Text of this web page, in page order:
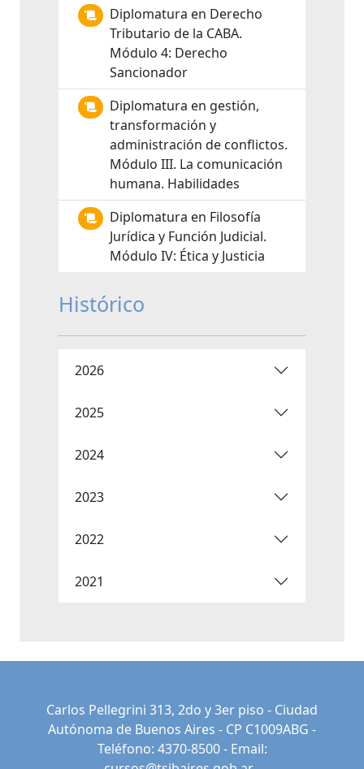
Diplomatura en Derecho
Tributario de la CABA.
Módulo 4: Derecho
Sancionador
Diplomatura en gestión,
transformación y
administración de conflictos.
Módulo III. La comunicación
humana. Habilidades
Diplomatura en Filosofía
Jurídica y Función Judicial.
Módulo IV: Ética y Justicia
Histórico
2026
2025
2024
2023
2022
2021
Carlos Pellegrini 313, 2do y 3er piso - Ciudad
Autónoma de Buenos Aires - CP C1009ABG -
Teléfono: 4370-8500 - Email: